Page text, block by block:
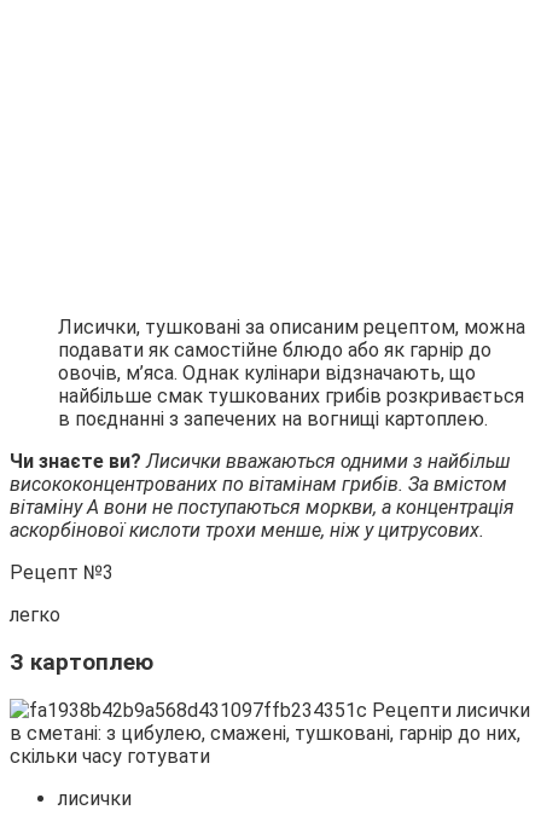
Лисички, тушковані за описаним рецептом, можна
подавати як самостійне блюдо або як гарнір до
овочів, м’яса. Однак кулінари відзначають, що
найбільше смак тушкованих грибів розкривається
в поєднанні з запечених на вогнищі картоплею.
Чи знаєте ви?Лисички вважаються одними з найбільш
висококонцентрованих по вітамінам грибів. За вмістом
вітаміну А вони не поступаються моркви, а концентрація
аскорбінової кислоти трохи менше, ніж у цитрусових.
Рецепт №3
легко
З картоплею
лисички